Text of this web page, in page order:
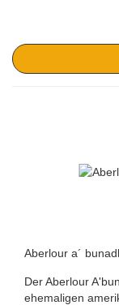
Aberlour a´
Der Aberlour
ehemaligen